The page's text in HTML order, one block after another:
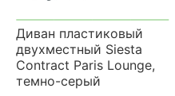
Диван пластиковый
двухместный Siesta
Contract Paris Lounge,
темно-серый